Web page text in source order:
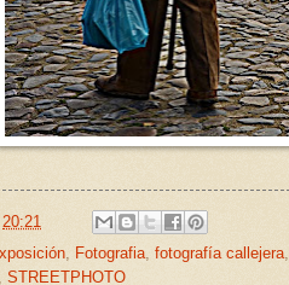
20:21
, Fotografia, fotografía callejera,
, STREETPHOTO